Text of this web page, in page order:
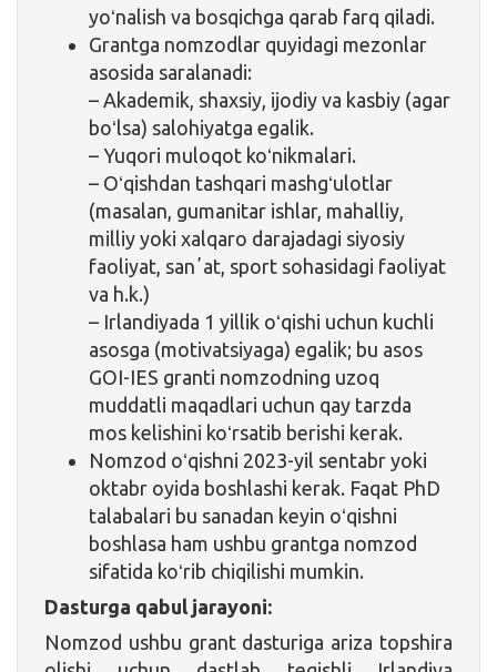
yoʻnalish va bosqichga qarab farq qiladi.
Grantga nomzodlar quyidagi mezonlar
asosida saralanadi:
– Akademik, shaxsiy, ijodiy va kasbiy (agar
boʻlsa) salohiyatga egalik.
– Yuqori muloqot koʻnikmalari.
– Oʻqishdan tashqari mashgʻulotlar
(masalan, gumanitar ishlar, mahalliy,
milliy yoki xalqaro darajadagi siyosiy
faoliyat, sanʼat, sport sohasidagi faoliyat
va h.k.)
– Irlandiyada 1 yillik oʻqishi uchun kuchli
asosga (motivatsiyaga) egalik; bu asos
GOI-IES granti nomzodning uzoq
muddatli maqadlari uchun qay tarzda
mos kelishini koʻrsatib berishi kerak.
Nomzod oʻqishni 2023-yil sentabr yoki
oktabr oyida boshlashi kerak. Faqat PhD
talabalari bu sanadan keyin oʻqishni
boshlasa ham ushbu grantga nomzod
sifatida koʻrib chiqilishi mumkin.
Dasturga qabul jarayoni:
Nomzod ushbu grant dasturiga ariza topshira